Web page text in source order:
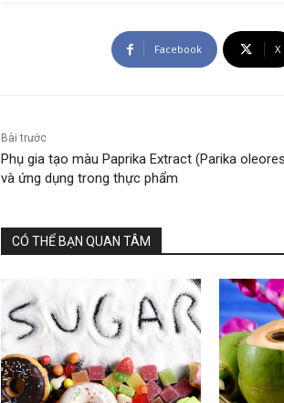
Facebook X
Bài trước
Phụ gia tạo màu Paprika Extract (Parika
và ứng dụng trong thực phẩm
CÓ THỂ BẠN QUAN TÂM